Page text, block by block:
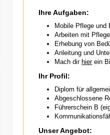
Ihre Aufgaben:
Mobile Pflege und
Arbeiten mit
Erhebung von
Anleitung und
Mach dir hierein
Ihr Profil:
Diplom für
Abgeschlossene
Führerschein B
Unser Angebot: